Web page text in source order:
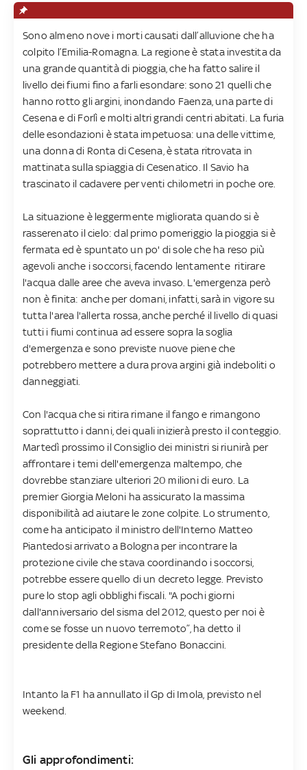
Sono almeno nove i morti causati dall’alluvione che ha
colpito l’Emilia-Romagna. La regione è stata investita da
una grande quantità di pioggia, che ha fatto salire il
livello dei fiumi fino a farli esondare: sono 21 quelli che
hanno rotto gli argini, inondando Faenza, una parte di
Cesena e di Forlì e molti altri grandi centri abitati. La furia
delle esondazioni è stata impetuosa: una delle vittime,
una donna di Ronta di Cesena, è stata ritrovata in
mattinata sulla spiaggia di Cesenatico. Il Savio ha
trascinato il cadavere per venti chilometri in poche ore.
La situazione è leggermente migliorata quando si è
rasserenato il cielo: dal primo pomeriggio la pioggia si è
fermata ed è spuntato un po' di sole che ha reso più
agevoli anche i soccorsi, facendo lentamente ritirare
l'acqua dalle aree che aveva invaso. L'emergenza però
non è finita: anche per domani, infatti, sarà in vigore su
tutta l'area l'allerta rossa, anche perché il livello di quasi
tutti i fiumi continua ad essere sopra la soglia
d'emergenza e sono previste nuove piene che
potrebbero mettere a dura prova argini già indeboliti o
danneggiati.
Con l'acqua che si ritira rimane il fango e rimangono
soprattutto i danni, dei quali inizierà presto il conteggio.
Martedì prossimo il Consiglio dei ministri si riunirà per
affrontare i temi dell'emergenza maltempo, che
dovrebbe stanziare ulteriori 20 milioni di euro. La
premier Giorgia Meloni ha assicurato la massima
disponibilità ad aiutare le zone colpite. Lo strumento,
come ha anticipato il ministro dell'Interno Matteo
Piantedosi arrivato a Bologna per incontrare la
protezione civile che stava coordinando i soccorsi,
potrebbe essere quello di un decreto legge. Previsto
pure lo stop agli obblighi fiscali. "A pochi giorni
dall'anniversario del sisma del 2012, questo per noi è
come se fosse un nuovo terremoto”, ha detto il
presidente della Regione Stefano Bonaccini.
Intanto la F1 ha annullato il Gp di Imola, previsto nel
weekend.
Gli approfondimenti: